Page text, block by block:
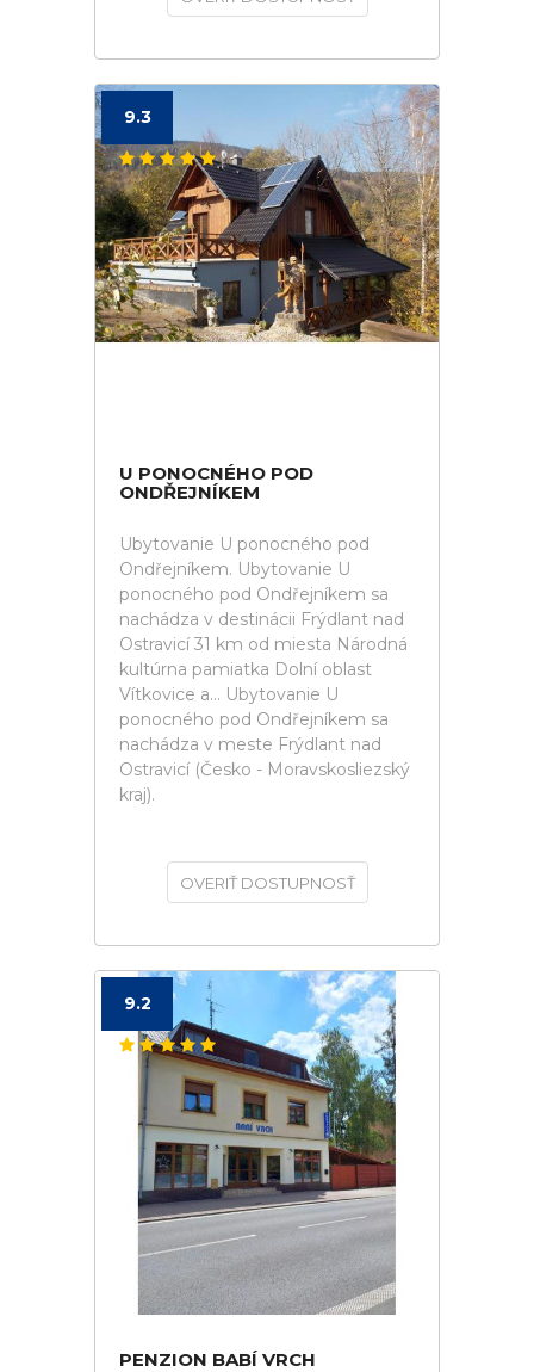
9.3
U PONOCNÉHO POD
ONDŘEJNÍKEM
Ubytovanie U ponocného pod
Ondřejníkem. Ubytovanie U
ponocného pod Ondřejníkem sa
nachádza v destinácii Frýdlant nad
Ostravicí 31 km od miesta Národná
kultúrna pamiatka Dolní oblast
Vítkovice a... Ubytovanie U
ponocného pod Ondřejníkem sa
nachádza v meste Frýdlant nad
Ostravicí (Česko - Moravskosliezský
kraj).
OVERIŤ DOSTUPNOSŤ
9.2
PENZION BABÍ VRCH